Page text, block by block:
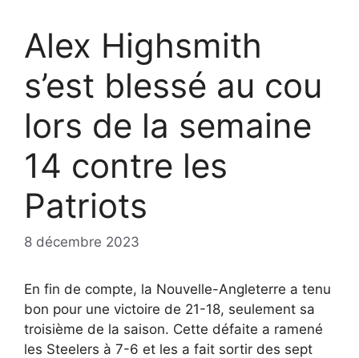
Alex Highsmith
s’est blessé au cou
lors de la semaine
14 contre les
Patriots
8 décembre 2023
En fin de compte, la Nouvelle-Angleterre a tenu
bon pour une victoire de 21-18, seulement sa
troisième de la saison. Cette défaite a ramené
les Steelers à 7-6 et les a fait sortir des sept